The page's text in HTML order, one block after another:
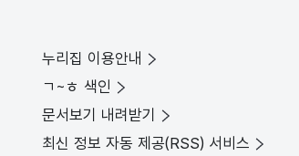
누리집 이용안내
ㄱ~ㅎ 색인
문서보기 내려받기
최신 정보 자동 제공(RSS) 서비스